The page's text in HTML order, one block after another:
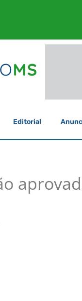
Editorial